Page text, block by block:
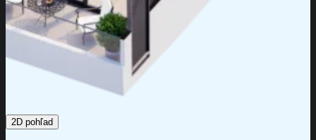
2D pohľad